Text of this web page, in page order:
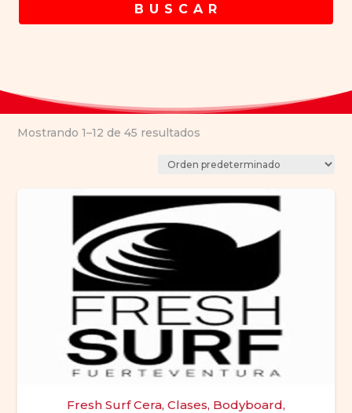
B U S C A R
Mostrando 1–12 de 45 resultados
Fresh Surf Cera, Clases, Bodyboard,